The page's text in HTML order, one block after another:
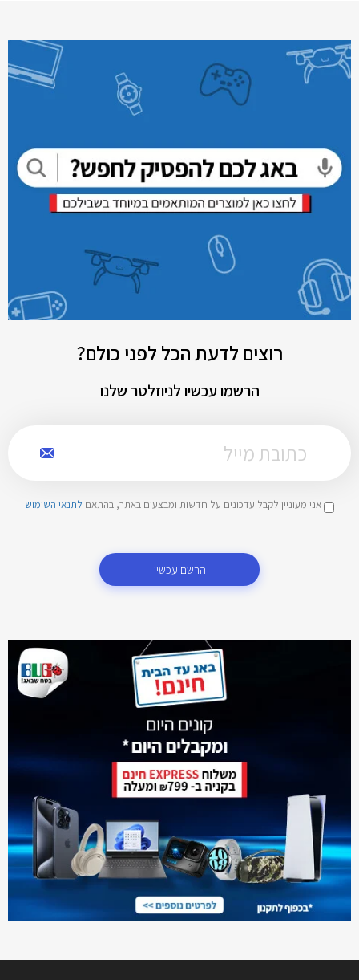
רוצים לדעת הכל לפני כולם?
הרשמו עכשיו לניוזלטר שלנו
אני מעוניין לקבל עדכונים על חדשות ומבצעים באתר, בהתאם לתנאי השימוש
הרשם עכשיו